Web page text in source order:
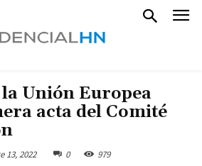
Unión Europea
acta del Comité
13, 2022 0 979